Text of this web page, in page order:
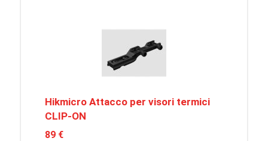
Hikmicro Attacco per visori termici
CLIP-ON
89 €